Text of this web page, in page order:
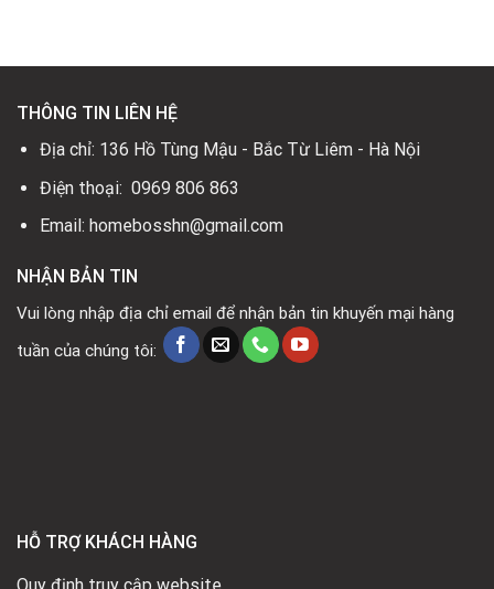
THÔNG TIN LIÊN HỆ
Địa chỉ: 136 Hồ Tùng Mậu - Bắc Từ Liêm - Hà Nội
Điện thoại: 0969 806 863
Email: homebosshn@gmail.com
NHẬN BẢN TIN
Vui lòng nhập địa chỉ email để nhận bản tin khuyến mại hàng
tuần của chúng tôi:
HỖ TRỢ KHÁCH HÀNG